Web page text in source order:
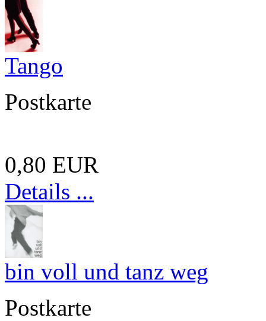
Tango
Postkarte
0,80 EUR
Details ...
bin voll und tanz weg
Postkarte